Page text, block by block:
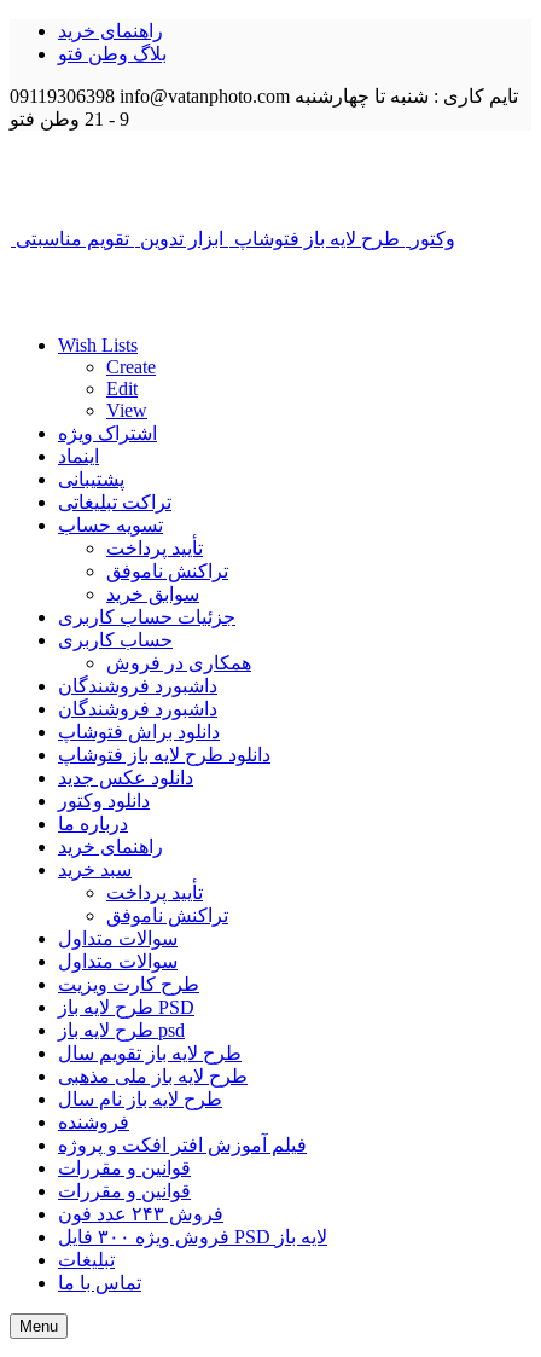
راهنمای خرید
بلاگ وطن فتو
09119306398 info@vatanphoto.com تایم کاری : شنبه تا چهارشنبه
9 - 21
وطن فتو
وکتور طرح لایه باز فتوشاپ ابزار تدوین تقویم مناسبتی
Wish Lists
Create
Edit
View
اشتراک ویژه
اینماد
پشتیبانی
تراکت تبلیغاتی
تسویه حساب
تأیید پرداخت
تراکنش ناموفق
سوابق خرید
جزئیات حساب کاربری
حساب کاربری
همکاری در فروش
داشبورد فروشندگان
داشبورد فروشندگان
دانلود براش فتوشاپ
دانلود طرح لایه باز فتوشاپ
دانلود عکس جدید
دانلود وکتور
درباره ما
راهنمای خرید
سبد خرید
تأیید پرداخت
تراکنش ناموفق
سوالات متداول
سوالات متداول
طرح کارت ویزیت
طرح لایه باز PSD
طرح لایه باز psd
طرح لایه باز تقویم سال
طرح لایه باز ملی مذهبی
طرح لایه باز نام سال
فروشنده
فیلم آموزش افتر افکت و پروژه
قوانین و مقررات
قوانین و مقررات
فروش ۲۴۳ عدد فون
فروش ویژه ۳۰۰ فایل PSD لایه باز
تبلیغات
تماس با ما
Menu